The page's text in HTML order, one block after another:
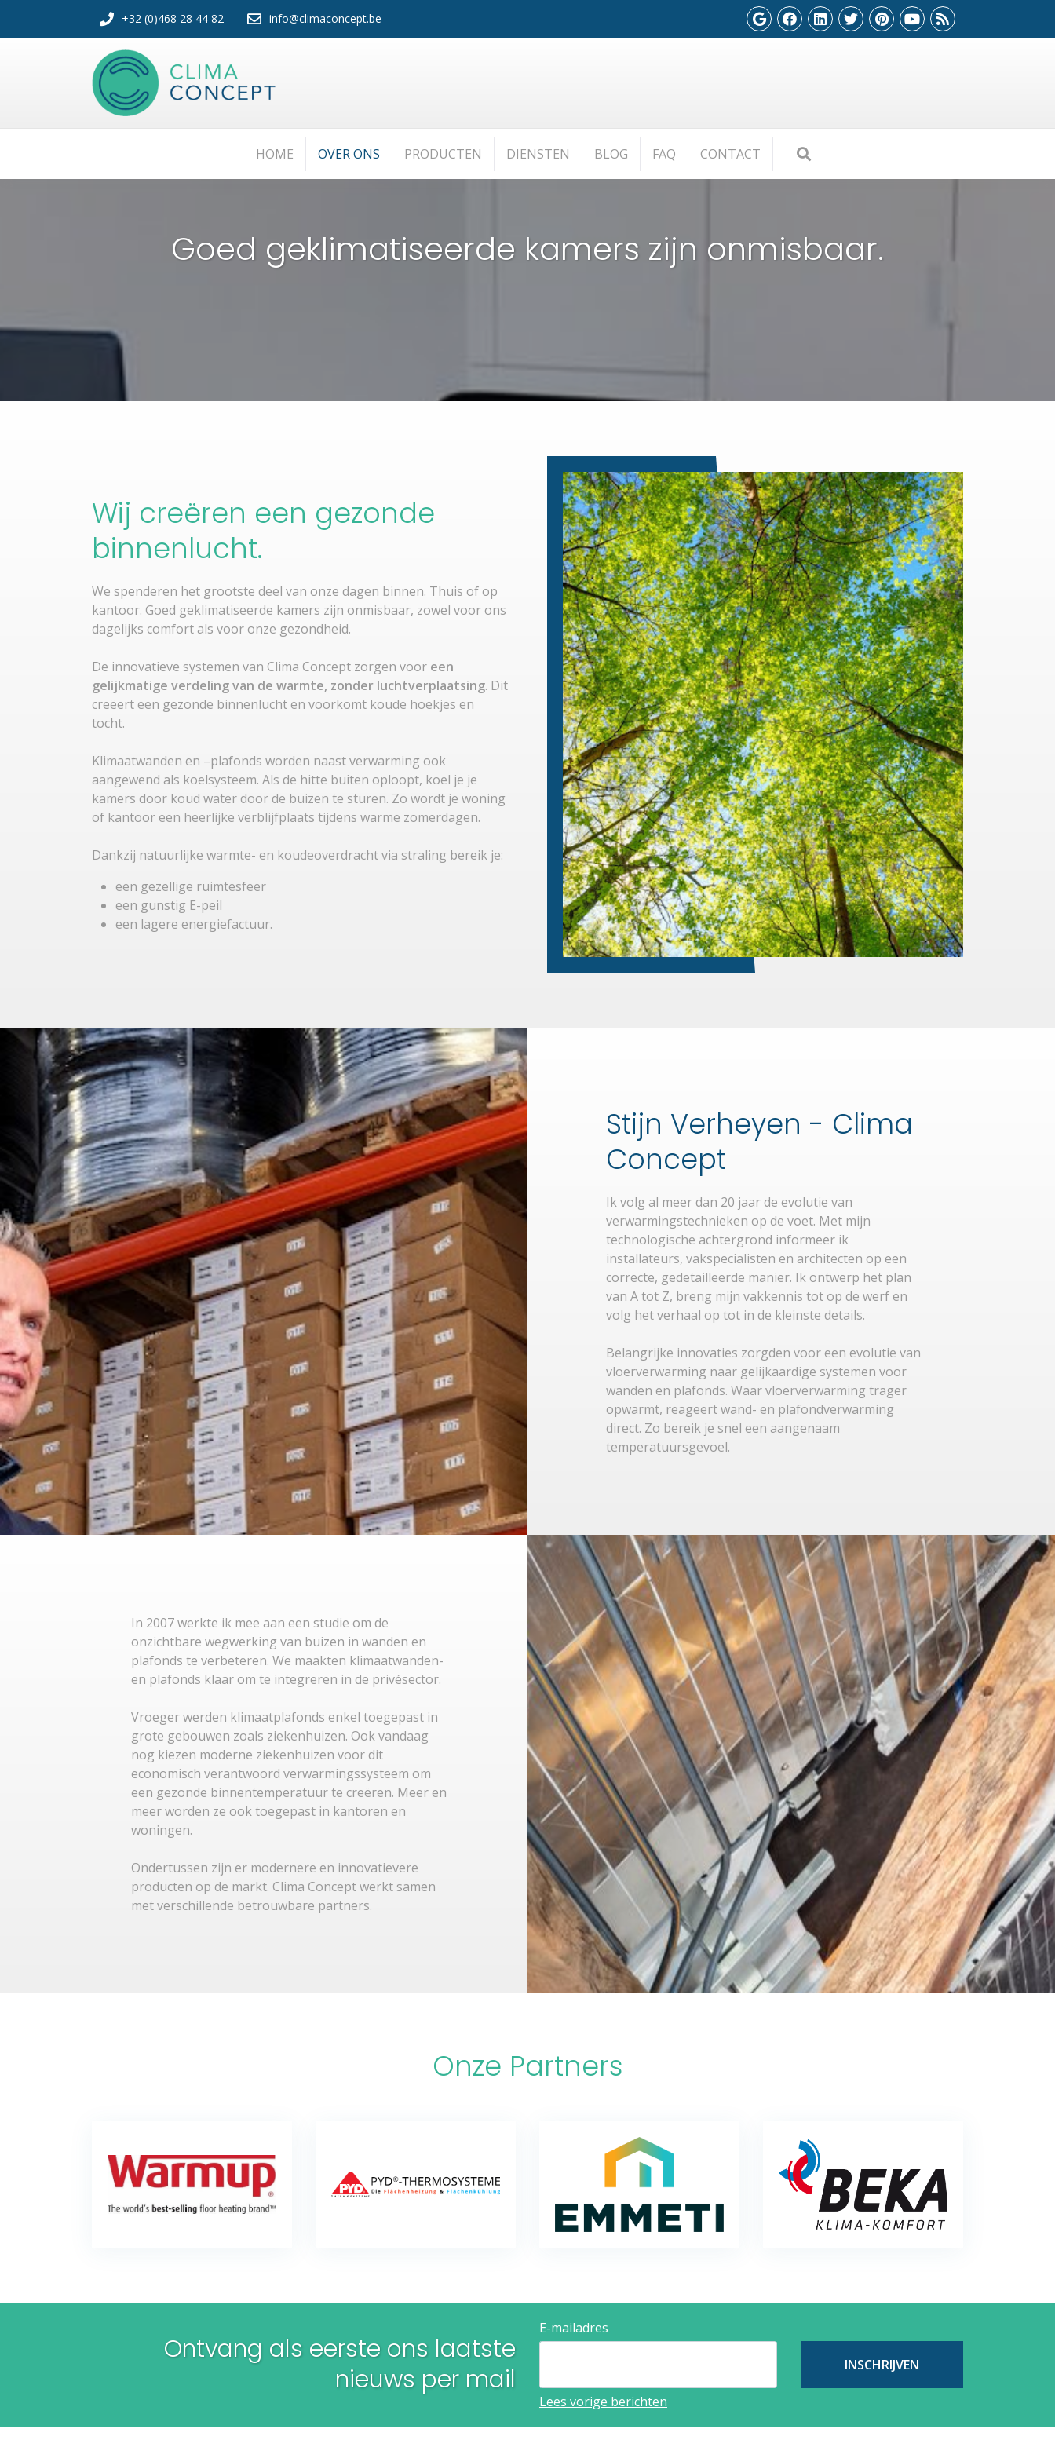
+32 (0)468 28 44 82 info@climaconcept.be
HOME OVER ONS PRODUCTEN DIENSTEN BLOG FAQ CONTACT
Goed geklimatiseerde kamers zijn onmisbaar.
Wij creëren een gezonde
binnenlucht.
We spenderen het grootste deel van onze dagen binnen. Thuis of op
kantoor. Goed geklimatiseerde kamers zijn onmisbaar, zowel voor ons
dagelijks comfort als voor onze gezondheid.
De innovatieve systemen van Clima Concept zorgen voor een
gelijkmatige verdeling van de warmte, zonder luchtverplaatsing. Dit
creëert een gezonde binnenlucht en voorkomt koude hoekjes en
tocht.
Klimaatwanden en –plafonds worden naast verwarming ook
aangewend als koelsysteem. Als de hitte buiten oploopt, koel je je
kamers door koud water door de buizen te sturen. Zo wordt je woning
of kantoor een heerlijke verblijfplaats tijdens warme zomerdagen.
​​​​​​​Dankzij natuurlijke warmte- en koudeoverdracht via straling bereik je:
een gezellige ruimtesfeer
een gunstig E-peil
een lagere energiefactuur.
Stijn Verheyen - Clima
Concept
Ik volg al meer dan 20 jaar de evolutie van
verwarmingstechnieken op de voet. Met mijn
technologische achtergrond informeer ik
installateurs, vakspecialisten en architecten op een
correcte, gedetailleerde manier. Ik ontwerp het plan
van A tot Z, breng mijn vakkennis tot op de werf en
volg het verhaal op tot in de kleinste details.
Belangrijke innovaties zorgden voor een evolutie van
vloerverwarming naar gelijkaardige systemen voor
wanden en plafonds. Waar vloerverwarming trager
opwarmt, reageert wand- en plafondverwarming
direct. Zo bereik je snel een aangenaam
temperatuursgevoel.
In 2007 werkte ik mee aan een studie om de
onzichtbare wegwerking van buizen in wanden en
plafonds te verbeteren. We maakten klimaatwanden-
en plafonds klaar om te integreren in de privésector.
Vroeger werden klimaatplafonds enkel toegepast in
grote gebouwen zoals ziekenhuizen. Ook vandaag
nog kiezen moderne ziekenhuizen voor dit
economisch verantwoord verwarmingssysteem om
een gezonde binnentemperatuur te creëren. Meer en
meer worden ze ook toegepast in kantoren en
woningen.
Ondertussen zijn er modernere en innovatievere
producten op de markt. Clima Concept werkt samen
met verschillende betrouwbare partners.
Onze Partners
Ontvang als eerste ons laatste
nieuws per mail​​​​​​​
E-mailadres
Lees vorige berichten